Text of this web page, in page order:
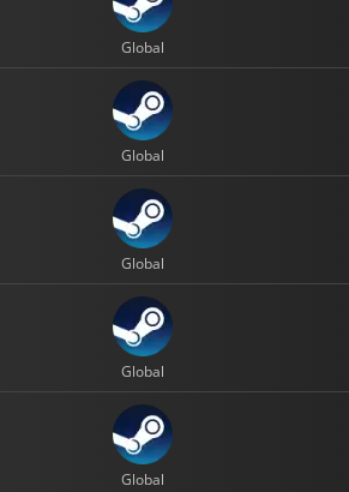
Global
Global
Global
Global
Global